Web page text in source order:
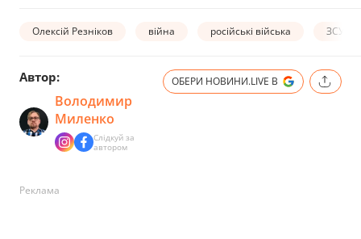
Олексій Резніков війна російські війська ЗСУ
Автор:
Володимир
Миленко
Слідкуй за
автором
ОБЕРИ НОВИНИ.LIVE В
Реклама